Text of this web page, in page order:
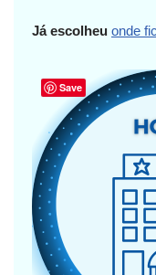
Já escolheu onde
Save